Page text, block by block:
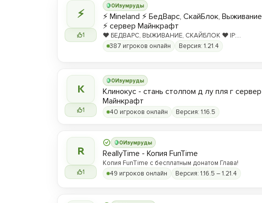
⚡
1
0Изумруды
⚡ Mineland ⚡ БедВарс, СкайБлок, Выживание
⚡ сервер Майнкрафт
❤️ БЕДВАРС, ВЫЖИВАНИЕ, СКАЙБЛОК ❤️ IP:
hype.play-ml.ru ❤️
387 игроков онлайн Версия: 1.21.4
К
1
0Изумруды
Клинокус - стань столпом д лу пля г сервер
Майнкрафт
40 игроков онлайн Версия: 1.16.5
R
1
0Изумруды
ReallyTime - Копия FunTime
Копия FunTime с бесплатным донатом Глава!
49 игроков онлайн
Версия: 1.16.5 – 1.21.4